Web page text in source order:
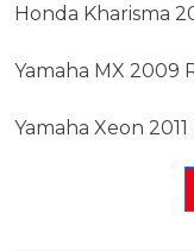
Honda Kharisma
Yamaha MX 2009
Yamaha Xeon